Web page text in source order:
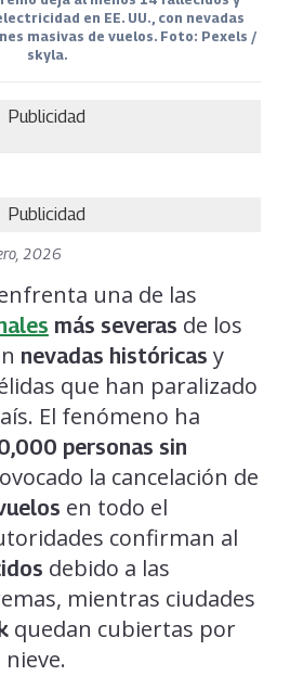
en EE. UU., con nevadas
masivas de vuelos. Foto: Pexels /
skyla.
Publicidad
Publicidad
2026
una de las
más severas de los
nevadas históricas y
que han paralizado
El fenómeno ha
personas sin
la cancelación de
en todo el
confirman al
debido a las
mientras ciudades
quedan cubiertas por
nieve.